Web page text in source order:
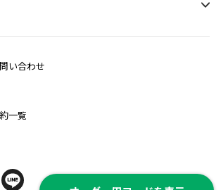
い合わせ
一覧